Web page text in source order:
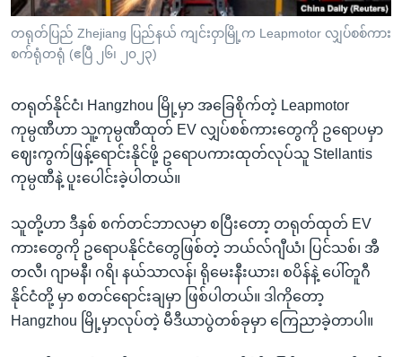
ကျော်
ကြည့်
ရန်
ရန်
နေရာ
သို့
ကျော်
တရုတ်ပြည် Zhejiang ပြည်နယ် ကျင်းဝှာမြို့က Leapmotor လျှပ်စစ်ကား
စက်ရုံတရုံ (ဧပြီ ၂၆၊ ၂၀၂၃)
တရုတ်နိုင်ငံ၊ Hangzhou မြို့မှာ အခြေစိုက်တဲ့ Leapmotor
ကုမ္ပဏီဟာ သူ့ကုမ္ပဏီထုတ် EV လျှပ်စစ်ကားတွေကို ဥရောပမှာ
ဈေးကွက်ဖြန့်ရောင်းနိုင်ဖို့ ဥရောပကားထုတ်လုပ်သူ Stellantis
ကုမ္ပဏီနဲ့ ပူးပေါင်းခဲ့ပါတယ်။
သူတို့ဟာ ဒီနှစ် စက်တင်ဘာလမှာ စပြီးတော့ တရုတ်ထုတ် EV
ကားတွေကို ဥရောပနိုင်ငံတွေဖြစ်တဲ့ ဘယ်လ်ဂျီယံ၊ ပြင်သစ်၊ အီ
တလီ၊ ဂျာမနီ၊ ဂရိ၊ နယ်သာလန်၊ ရိုမေးနီးယား၊ စပိန်နဲ့ ပေါ်တူဂီ
နိုင်ငံတို့ မှာ စတင်ရောင်းချမှာ ဖြစ်ပါတယ်။ ဒါကိုတော့
Hangzhou မြို့မှာလုပ်တဲ့ မီဒီယာပွဲတစ်ခုမှာ ကြေညာခဲ့တာပါ။